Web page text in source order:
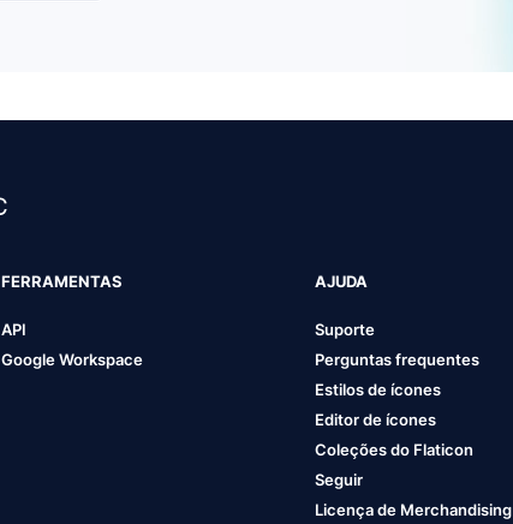
FERRAMENTAS
API
Google Workspace
AJUDA
Suporte
Perguntas frequentes
Estilos de ícones
Editor de ícones
Coleções do Flaticon
Seguir
Licença de Merchandising